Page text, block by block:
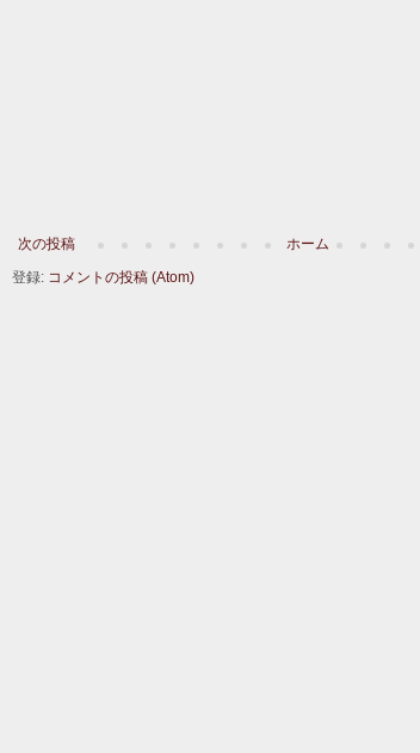
次の投稿
ホーム
登録: コメントの投稿 (Atom)